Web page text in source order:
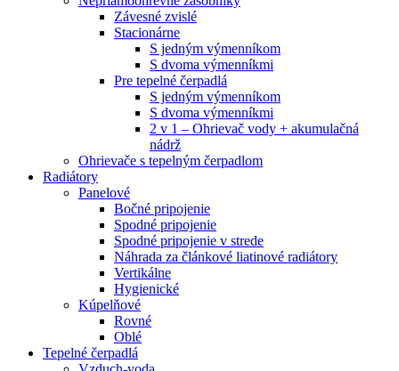
Závesné zvislé
Stacionárne
S jedným výmenníkom
S dvoma výmenníkmi
Pre tepelné čerpadlá
S jedným výmenníkom
S dvoma výmenníkmi
2 v 1 – Ohrievač vody + akumulačná
nádrž
Ohrievače s tepelným čerpadlom
Radiátory
Panelové
Bočné pripojenie
Spodné pripojenie
Spodné pripojenie v strede
Náhrada za článkové liatinové radiátory
Vertikálne
Hygienické
Kúpelňové
Rovné
Oblé
Tepelné čerpadlá